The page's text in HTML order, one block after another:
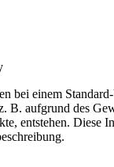
bei einem
B. aufgrund des
entstehen. Diese